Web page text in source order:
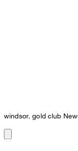
windsor. gold club